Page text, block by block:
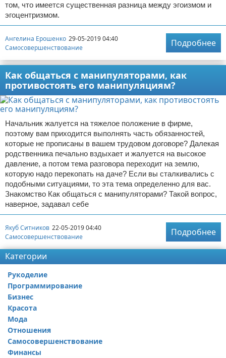
том, что имеется существенная разница между эгоизмом и
эгоцентризмом.
Ангелина Ерошенко 29-05-2019 04:40
Самосовершенствование
Подробнее
Как общаться с манипуляторами, как
противостоять его манипуляциям?
Начальник жалуется на тяжелое положение в фирме,
поэтому вам приходится выполнять часть обязанностей,
которые не прописаны в вашем трудовом договоре? Далекая
родственника печально вздыхает и жалуется на высокое
давление, а потом тема разговора переходит на землю,
которую надо перекопать на даче? Если вы сталкивались с
подобными ситуациями, то эта тема определенно для вас.
Знакомство Как общаться с манипуляторами? Такой вопрос,
наверное, задавал себе
Якуб Ситников 22-05-2019 04:40
Самосовершенствование
Подробнее
Категории
Рукоделие
Программирование
Бизнес
Красота
Мода
Отношения
Самосовершенствование
Финансы